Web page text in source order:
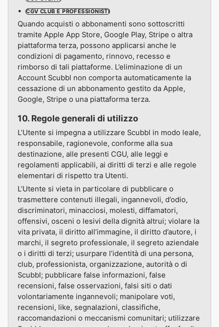
CGV CLUB E PROFESSIONISTI
Quando acquisti o abbonamenti sono sottoscritti
tramite Apple App Store, Google Play, Stripe o altra
piattaforma terza, possono applicarsi anche le
condizioni di pagamento, rinnovo, recesso e
rimborso di tali piattaforme. L’eliminazione di un
Account Scubbl non comporta automaticamente la
cessazione di un abbonamento gestito da Apple,
Google, Stripe o una piattaforma terza.
10. Regole generali di utilizzo
L’Utente si impegna a utilizzare Scubbl in modo leale,
responsabile, ragionevole, conforme alla sua
destinazione, alle presenti CGU, alle leggi e
regolamenti applicabili, ai diritti di terzi e alle regole
elementari di rispetto tra Utenti.
L’Utente si vieta in particolare di pubblicare o
trasmettere contenuti illegali, ingannevoli, d’odio,
discriminatori, minacciosi, molesti, diffamatori,
offensivi, osceni o lesivi della dignità altrui; violare la
vita privata, il diritto all’immagine, il diritto d’autore, i
marchi, il segreto professionale, il segreto aziendale
o i diritti di terzi; usurpare l’identità di una persona,
club, professionista, organizzazione, autorità o di
Scubbl; pubblicare false informazioni, false
recensioni, false osservazioni, falsi siti o dati
volontariamente ingannevoli; manipolare voti,
recensioni, like, segnalazioni, classifiche,
raccomandazioni o meccanismi comunitari; utilizzare